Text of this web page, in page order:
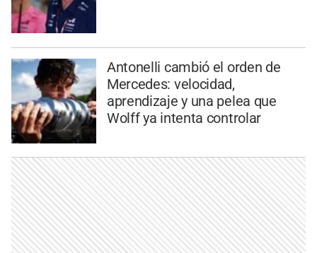
Antonelli cambió el orden de
Mercedes: velocidad,
aprendizaje y una pelea que
Wolff ya intenta controlar